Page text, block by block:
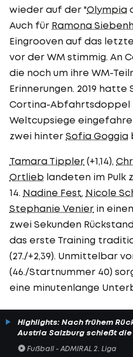
wieder auf der "Olympia
Auch für Ramona
Eingrooven auf das
vor der WM stimmig. An
die noch um ihre WM-
Erinnerungen. 2019
Cortina-Abfahrtsdoppel
Weltcupsiege
zwei hinter Sofia Goggia
Tamara Tippler (+1,14),
Ortlieb landeten im Pulk
14. Nadine Fest, Nicole
Stephanie Venier in
zwei Sekunden
das erste Training
(27./+2,39). Unmittelbar
(46./Startnummer 40)
eine minutenlange
Highlights: Nach frühem
Austria Salzburg schießt
Fußball - ADMIRAL 2. Liga